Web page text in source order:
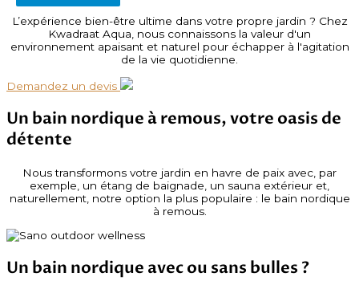
L’expérience bien-être ultime dans votre propre jardin ? Chez
Kwadraat Aqua, nous connaissons la valeur d'un
environnement apaisant et naturel pour échapper à l'agitation
de la vie quotidienne.
Demandez un devis
Un bain nordique à remous, votre oasis de
détente
Nous transformons votre jardin en havre de paix avec, par
exemple, un étang de baignade, un sauna extérieur et,
naturellement, notre option la plus populaire : le bain nordique
à remous.
Un bain nordique avec ou sans bulles ?